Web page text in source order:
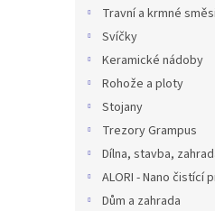
Travní a krmné směsi
Svíčky
Keramické nádoby
Rohože a ploty
Stojany
Trezory Grampus
Dílna, stavba,
ALORI - Nano čistící
Dům a zahrada